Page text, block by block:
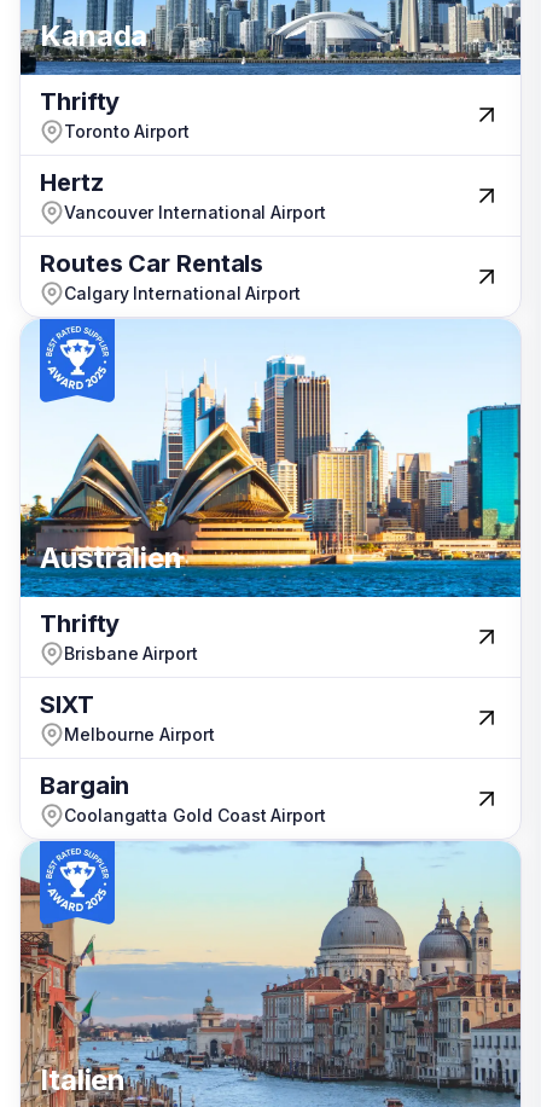
Kanada
Thrifty
Toronto Airport
Hertz
Vancouver International Airport
Routes Car Rentals
Calgary International Airport
Australien
Thrifty
Brisbane Airport
SIXT
Melbourne Airport
Bargain
Coolangatta Gold Coast Airport
Italien
Kanada
Kanada
Thrifty
Toronto Airport
Hertz
Vancouver International Airport
Routes Car Rentals
Calgary International Airport
Australien
Thrifty
Brisbane Airport
SIXT
Melbourne Airport
Bargain
Coolangatta Gold Coast Airport
Italien